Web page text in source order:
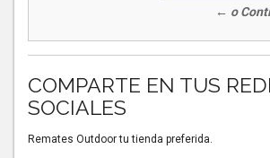
← o
COMPARTE EN TUS
SOCIALES
Remates Outdoor tu tienda preferida.